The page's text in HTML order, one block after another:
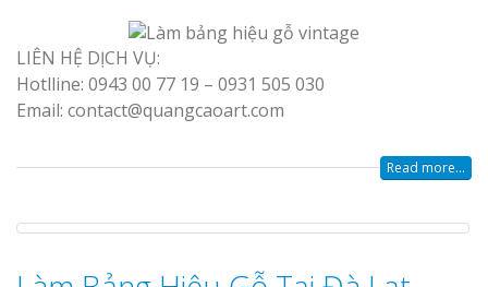
LIÊN HỆ DỊCH VỤ:
Hotlline: 0943 00 77 19 – 0931 505 030
Email: contact@quangcaoart.com
Read more...